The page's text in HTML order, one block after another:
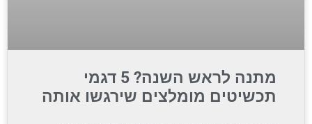
מתנה לראש השנה? 5 דגמי
תכשיטים מומלצים שירגשו אותה